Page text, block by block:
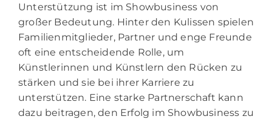
Unterstützung ist im Showbusiness von
großer Bedeutung. Hinter den Kulissen spielen
Familienmitglieder, Partner und enge Freunde
oft eine entscheidende Rolle, um
Künstlerinnen und Künstlern den Rücken zu
stärken und sie bei ihrer Karriere zu
unterstützen. Eine starke Partnerschaft kann
dazu beitragen, den Erfolg im Showbusiness zu